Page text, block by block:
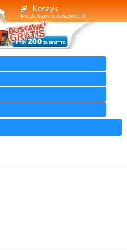
Koszyk
Produktów w koszyku: 0